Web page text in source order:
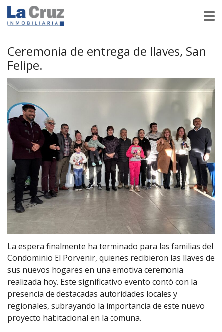
Ceremonia de entrega de llaves, San
Felipe.
La espera finalmente ha terminado para las familias del
Condominio El Porvenir, quienes recibieron las llaves de
sus nuevos hogares en una emotiva ceremonia
realizada hoy. Este significativo evento contó con la
presencia de destacadas autoridades locales y
regionales, subrayando la importancia de este nuevo
proyecto habitacional en la comuna.